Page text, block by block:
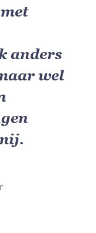
anders
wel